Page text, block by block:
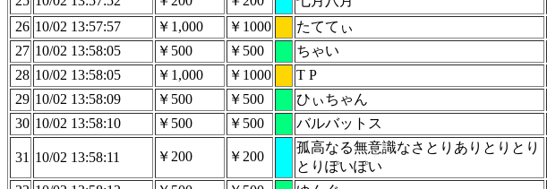
26 10/02 13:57:57 ￥1,000 ￥1000 たててぃ
27 10/02 13:58:05 ￥500 ￥500 ちゃい
28 10/02 13:58:05 ￥1,000 ￥1000 T P
29 10/02 13:58:09 ￥500 ￥500 ひぃちゃん
30 10/02 13:58:10 ￥500 ￥500 バルバットス
31 10/02 13:58:11 ￥200 ￥200
孤高なる無意識なさとりありとりとり
とりぽいぽい